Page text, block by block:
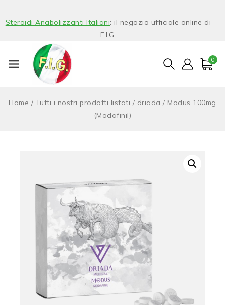
Steroidi Anabolizzanti Italiani: il negozio ufficiale online di
F.I.G.
0
Home / Tutti i nostri prodotti listati / driada / Modus 100mg
(Modafinil)